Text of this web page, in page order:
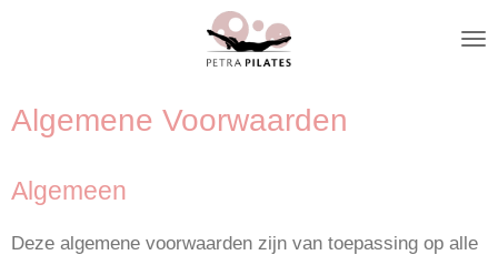
de
Algemene Voorwaarden
Algemeen
Deze algemene voorwaarden zijn van toepassing op alle